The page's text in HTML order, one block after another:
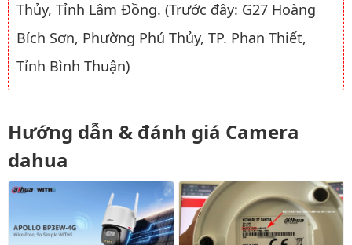
Thủy, Tỉnh Lâm Đồng. (Trước đây: G27 Hoàng
Bích Sơn, Phường Phú Thủy, TP. Phan Thiết,
Tỉnh Bình Thuận)
Hướng dẫn & đánh giá Camera
dahua